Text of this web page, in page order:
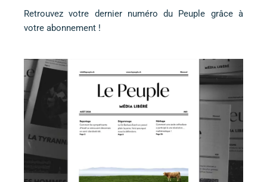
Retrouvez votre dernier numéro du Peuple grâce à
votre abonnement !